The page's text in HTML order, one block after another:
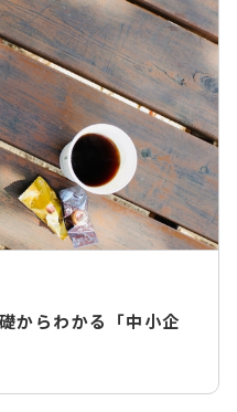
からわかる「中小企